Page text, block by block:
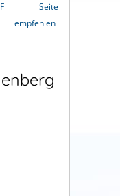
Seite
empfehlen